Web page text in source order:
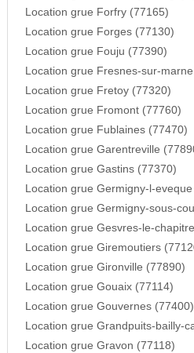
Location grue Forfry (77165)
Location grue Forges (77130)
Location grue Fouju (77390)
Location grue Fresnes-sur-
Location grue Fretoy (77320)
Location grue Fromont (77760)
Location grue Fublaines (77470)
Location grue Garentreville
Location grue Gastins (77370)
Location grue Germigny-l-
Location grue Germigny-sous-
Location grue Gesvres-le-
Location grue Giremoutiers
Location grue Gironville (77890)
Location grue Gouaix (77114)
Location grue Gouvernes (77400)
Location grue Grandpuits-bailly-
Location grue Gravon (77118)